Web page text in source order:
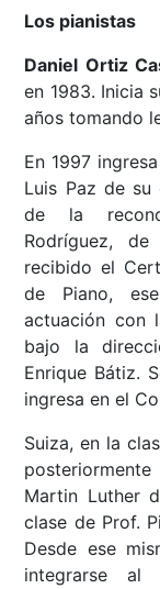
Los pianistas
Daniel Ortiz
en 1983. Inicia
años tomando
En 1997
Luis Paz de
de la
Rodríguez,
recibido el
de Piano,
actuación con
bajo la
Enrique Bátiz.
ingresa en el
Suiza, en la
Martin Luther
clase de Prof.
Desde ese
integrarse al